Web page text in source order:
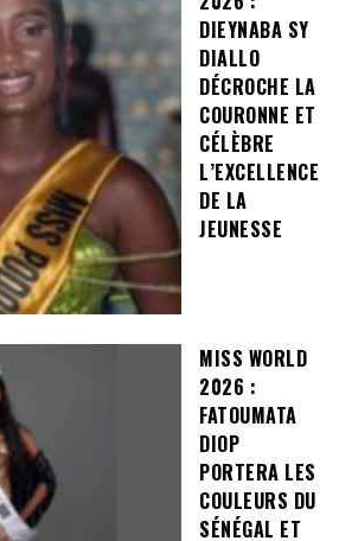
DIEYNABA SY
DIALLO
DÉCROCHE LA
COURONNE ET
CÉLÈBRE
L’EXCELLENCE
DE LA
JEUNESSE
MISS WORLD
2026 :
FATOUMATA
DIOP
PORTERA LES
COULEURS DU
SÉNÉGAL ET